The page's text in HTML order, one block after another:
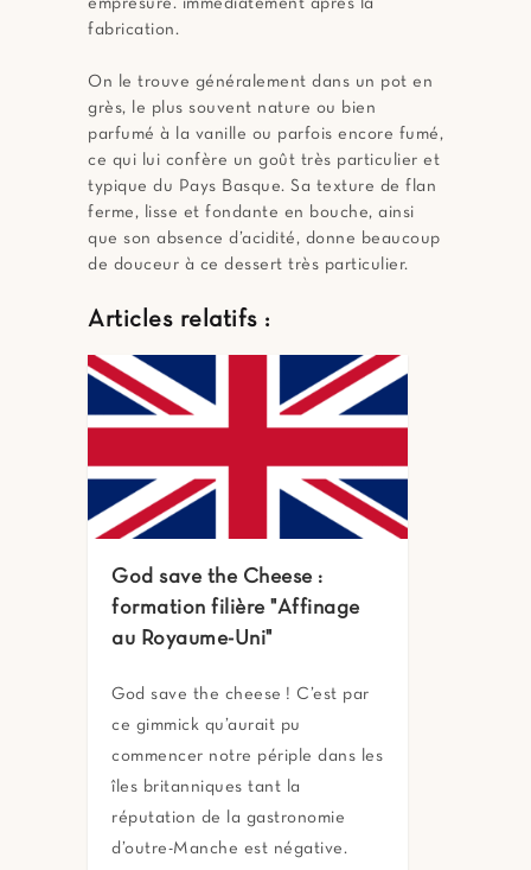
emprésuré. immédiatement après la
fabrication.
On le trouve généralement dans un pot en
grès, le plus souvent nature ou bien
parfumé à la vanille ou parfois encore fumé,
ce qui lui confère un goût très particulier et
typique du Pays Basque. Sa texture de flan
ferme, lisse et fondante en bouche, ainsi
que son absence d’acidité, donne beaucoup
de douceur à ce dessert très particulier.
Articles relatifs :
God save the Cheese :
formation filière "Affinage
au Royaume-Uni"
God save the cheese ! C’est par
ce gimmick qu’aurait pu
commencer notre périple dans les
îles britanniques tant la
réputation de la gastronomie
d’outre-Manche est négative.